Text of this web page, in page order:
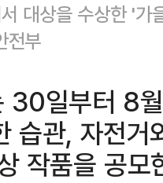
대상을 수상한 '가
전부
30일부터 8
습관, 자전거
작품을 공모